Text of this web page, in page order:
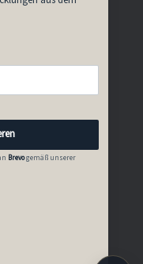
Brevogemäß unserer